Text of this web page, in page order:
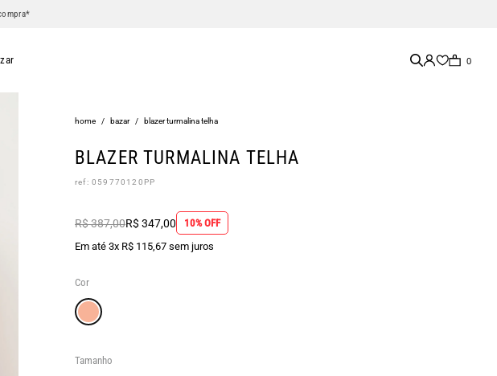
0
home / bazar / blazer turmalina telha
BLAZER TURMALINA TELHA
ref: 059770120PP
R$ 387,00R$ 347,00
10% OFF
Em até 3x R$ 115,67 sem juros
Cor
Tamanho